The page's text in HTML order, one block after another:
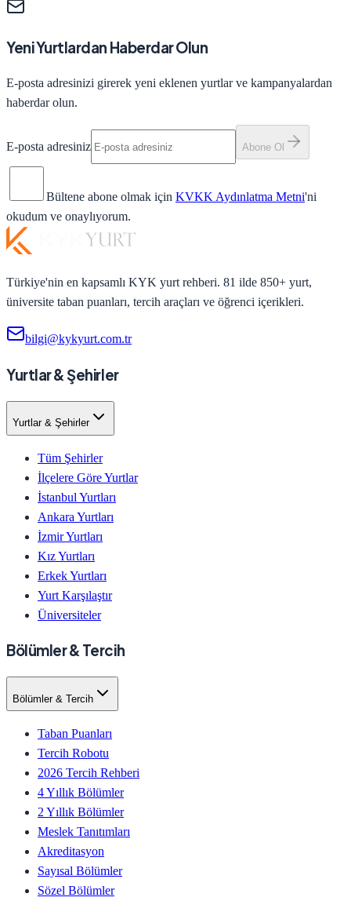
Yeni Yurtlardan Haberdar Olun
E-posta adresinizi girerek yeni eklenen yurtlar ve kampanyalardan
haberdar olun.
E-posta adresiniz Abone Ol
Bültene abone olmak için KVKK Aydınlatma Metni'ni
okudum ve onaylıyorum.
Türkiye'nin en kapsamlı KYK yurt rehberi. 81 ilde 850+ yurt,
üniversite taban puanları, tercih araçları ve öğrenci içerikleri.
bilgi@kykyurt.com.tr
Yurtlar & Şehirler
Yurtlar & Şehirler
Tüm Şehirler
İlçelere Göre Yurtlar
İstanbul Yurtları
Ankara Yurtları
İzmir Yurtları
Kız Yurtları
Erkek Yurtları
Yurt Karşılaştır
Üniversiteler
Bölümler & Tercih
Bölümler & Tercih
Taban Puanları
Tercih Robotu
2026 Tercih Rehberi
4 Yıllık Bölümler
2 Yıllık Bölümler
Meslek Tanıtımları
Akreditasyon
Sayısal Bölümler
Sözel Bölümler